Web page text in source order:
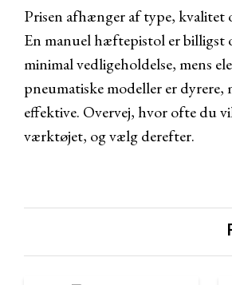
Prisen afhænger af type,
En manuel hæftepistol er billigst
minimal vedligeholdelse, mens
pneumatiske modeller er dyrere,
effektive. Overvej, hvor ofte du
værktøjet, og vælg derefter.